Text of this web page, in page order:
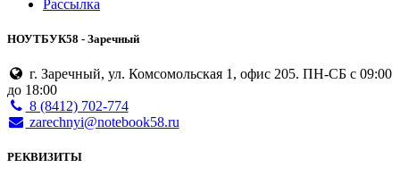
Рассылка
НОУТБУК58 - Заречный
г. Заречный, ул. Комсомольская 1, офис 205. ПН-СБ с 09:00
до 18:00
8 (8412) 702-774
zarechnyi@notebook58.ru
РЕКВИЗИТЫ